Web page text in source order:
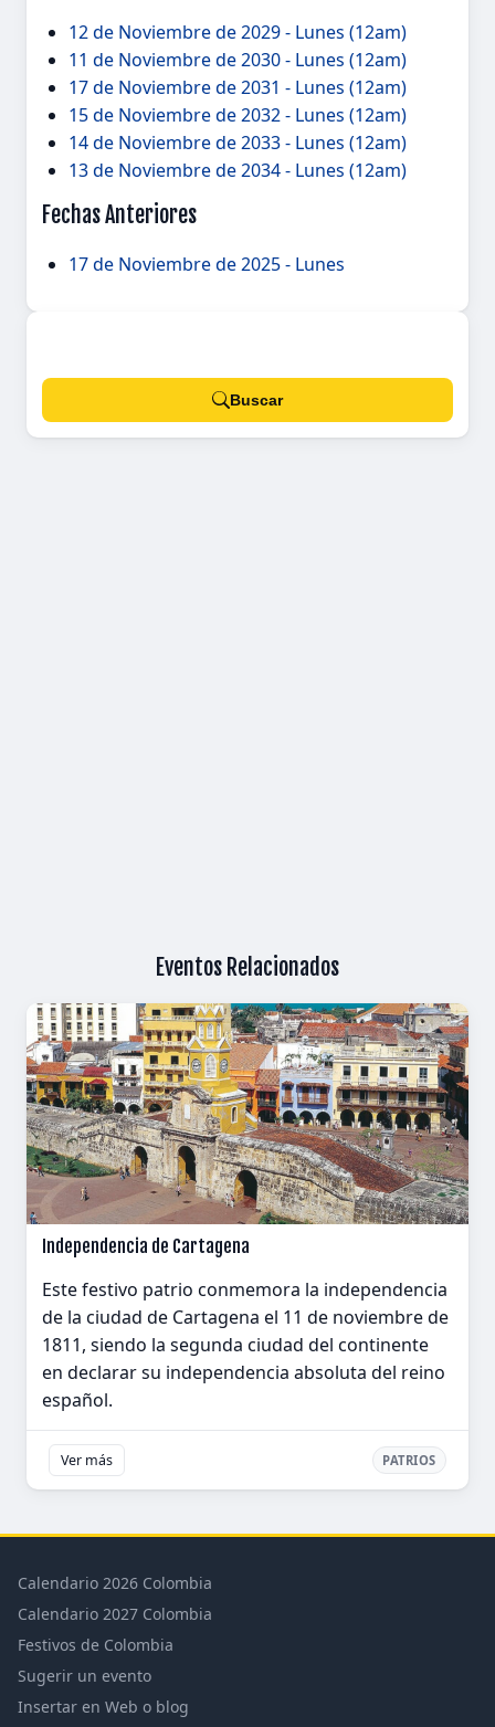
12 de Noviembre de 2029 - Lunes (12am)
11 de Noviembre de 2030 - Lunes (12am)
17 de Noviembre de 2031 - Lunes (12am)
15 de Noviembre de 2032 - Lunes (12am)
14 de Noviembre de 2033 - Lunes (12am)
13 de Noviembre de 2034 - Lunes (12am)
Fechas Anteriores
17 de Noviembre de 2025 - Lunes
Buscar
Eventos Relacionados
Independencia de Cartagena
Este festivo patrio conmemora la independencia
de la ciudad de Cartagena el 11 de noviembre de
1811, siendo la segunda ciudad del continente
en declarar su independencia absoluta del reino
español.
Ver más PATRIOS
Calendario 2026 Colombia
Calendario 2027 Colombia
Festivos de Colombia
Sugerir un evento
Insertar en Web o blog